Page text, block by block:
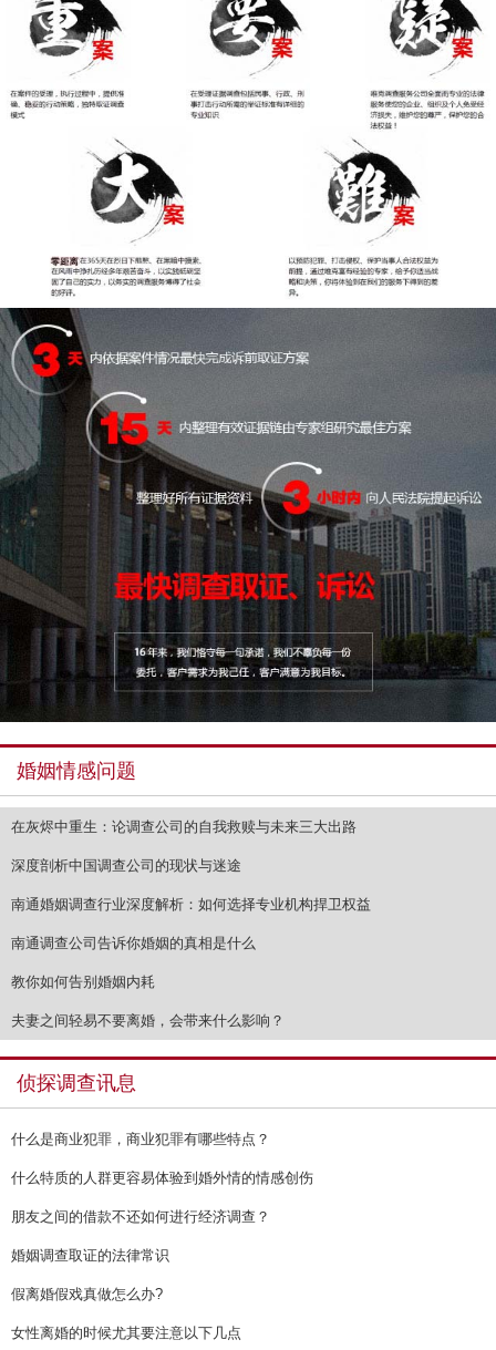
婚姻情感问题
在灰烬中重生：论调查公司的自我救赎与未来三大出路
深度剖析中国调查公司的现状与迷途
南通婚姻调查行业深度解析：如何选择专业机构捍卫权益
南通调查公司告诉你婚姻的真相是什么
教你如何告别婚姻内耗
夫妻之间轻易不要离婚，会带来什么影响？
侦探调查讯息
什么是商业犯罪，商业犯罪有哪些特点？
什么特质的人群更容易体验到婚外情的情感创伤
朋友之间的借款不还如何进行经济调查？
婚姻调查取证的法律常识
假离婚假戏真做怎么办?
女性离婚的时候尤其要注意以下几点